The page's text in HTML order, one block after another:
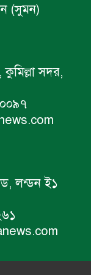
(সুমন)
সদর,
লন্ডন ই১